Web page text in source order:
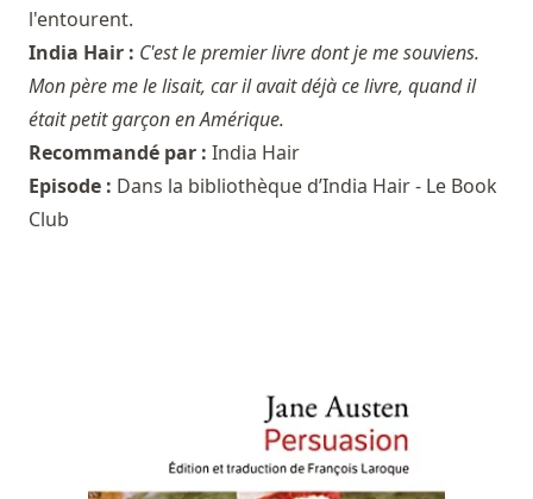
l'entourent.
India Hair : C'est le premier livre dont je me souviens.
Mon père me le lisait, car il avait déjà ce livre, quand il
était petit garçon en Amérique.
Recommandé par : India Hair
Episode : Dans la bibliothèque d’India Hair - Le Book
Club